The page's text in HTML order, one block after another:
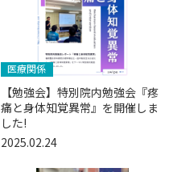
医療関係
【勉強会】特別院内勉強会『疼
痛と身体知覚異常』を開催しま
した!
2025.02.24